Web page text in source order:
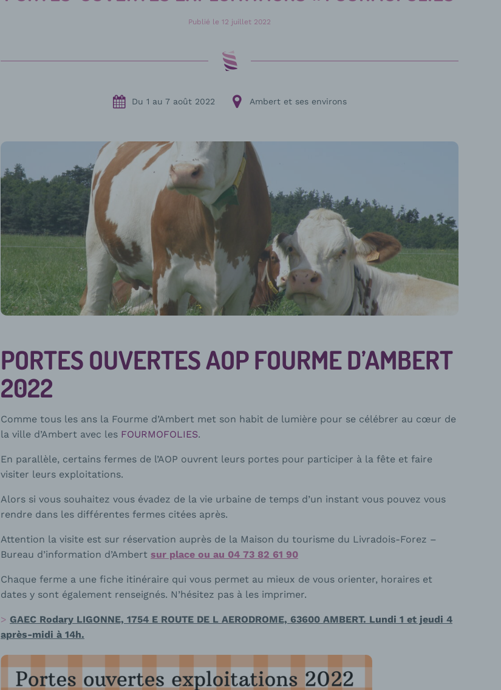
Publié le 12 juillet 2022
Du 1 au 7 août 2022 Ambert et ses environs
PORTES OUVERTES AOP FOURME D’AMBERT
2022
Comme tous les ans la Fourme d’Ambert met son habit de lumière pour se célébrer au cœur de
la ville d’Ambert avec les FOURMOFOLIES.
En parallèle, certains fermes de l’AOP ouvrent leurs portes pour participer à la fête et faire
visiter leurs exploitations.
Alors si vous souhaitez vous évadez de la vie urbaine de temps d’un instant vous pouvez vous
rendre dans les différentes fermes citées après.
Attention la visite est sur réservation auprès de la Maison du tourisme du Livradois-Forez –
Bureau d’information d’Ambert sur place ou au 04 73 82 61 90
Chaque ferme a une fiche itinéraire qui vous permet au mieux de vous orienter, horaires et
dates y sont également renseignés. N’hésitez pas à les imprimer.
GAEC Rodary LIGONNE, 1754 E ROUTE DE L AERODROME, 63600 AMBERT. Lundi 1 et jeudi 4
après-midi à 14h.